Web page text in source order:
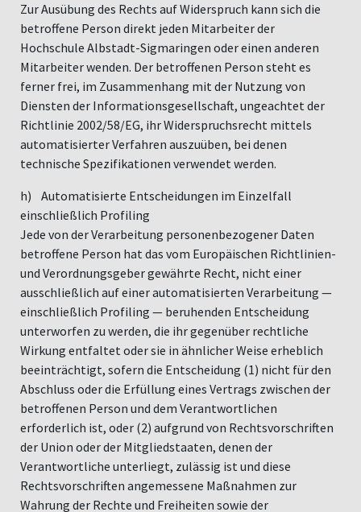
Zur Ausübung des Rechts auf Widerspruch kann sich die
betroffene Person direkt jeden Mitarbeiter der
Hochschule Albstadt-Sigmaringen oder einen anderen
Mitarbeiter wenden. Der betroffenen Person steht es
ferner frei, im Zusammenhang mit der Nutzung von
Diensten der Informationsgesellschaft, ungeachtet der
Richtlinie 2002/58/EG, ihr Widerspruchsrecht mittels
automatisierter Verfahren auszuüben, bei denen
technische Spezifikationen verwendet werden.
h) Automatisierte Entscheidungen im Einzelfall
einschließlich Profiling
Jede von der Verarbeitung personenbezogener Daten
betroffene Person hat das vom Europäischen Richtlinien-
und Verordnungsgeber gewährte Recht, nicht einer
ausschließlich auf einer automatisierten Verarbeitung —
einschließlich Profiling — beruhenden Entscheidung
unterworfen zu werden, die ihr gegenüber rechtliche
Wirkung entfaltet oder sie in ähnlicher Weise erheblich
beeinträchtigt, sofern die Entscheidung (1) nicht für den
Abschluss oder die Erfüllung eines Vertrags zwischen der
betroffenen Person und dem Verantwortlichen
erforderlich ist, oder (2) aufgrund von Rechtsvorschriften
der Union oder der Mitgliedstaaten, denen der
Verantwortliche unterliegt, zulässig ist und diese
Rechtsvorschriften angemessene Maßnahmen zur
Wahrung der Rechte und Freiheiten sowie der